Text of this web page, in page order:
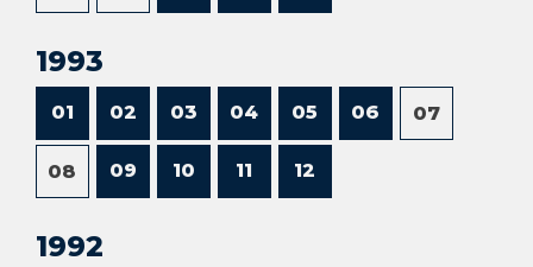
1993
01 02 03 04 05 06 07
08 09 10 11 12
1992